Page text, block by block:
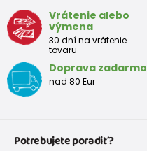
Vrátenie alebo
výmena
30 dní na vrátenie
tovaru
Doprava zadarmo
nad 80 Eur
Potrebujete poradiť?